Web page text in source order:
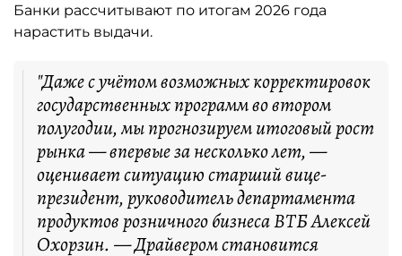
Банки рассчитывают по итогам 2026 года
нарастить выдачи.
"Даже с учётом возможных корректировок
государственных программ во втором
полугодии, мы прогнозируем итоговый рост
рынка — впервые за несколько лет, —
оценивает ситуацию старший вице-
президент, руководитель департамента
продуктов розничного бизнеса ВТБ Алексей
Охорзин. — Драйвером становится